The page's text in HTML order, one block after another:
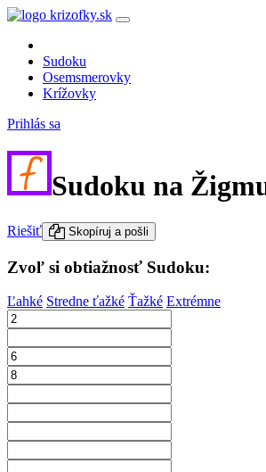
Sudoku
Osemsmerovky
Krížovky
Prihlás sa
Sudoku na
Riešiť Skopíruj a pošli
Zvoľ si obtiažnosť Sudoku:
Ľahké Stredne ťažké Ťažké Extrémne